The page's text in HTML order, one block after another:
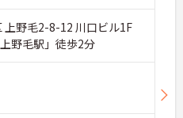
上野毛2-8-12 川口ビル1F
野毛駅」徒歩2分